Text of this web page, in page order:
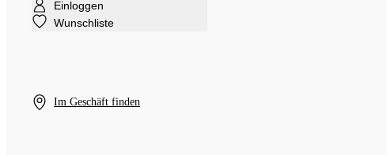
Einloggen
Wunschliste
Im Geschäft finden